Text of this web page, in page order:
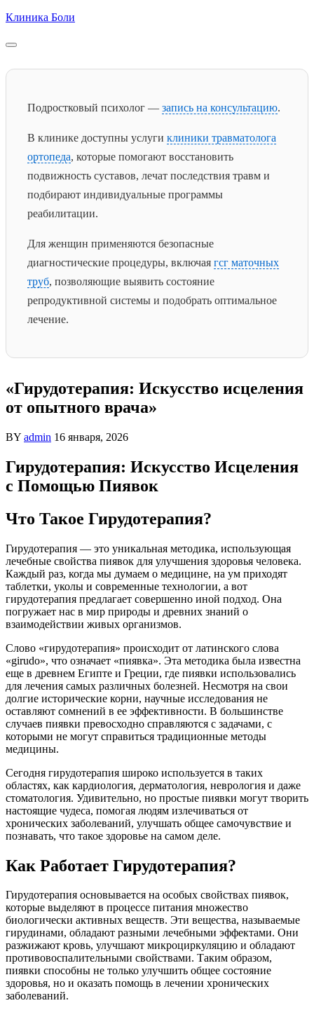
Skip
content
Клиника Боли
Подростковый психолог — запись на консультацию.
В клинике доступны услуги клиники травматолога
ортопеда, которые помогают восстановить
подвижность суставов, лечат последствия травм и
подбирают индивидуальные программы
реабилитации.
Для женщин применяются безопасные
диагностические процедуры, включая гсг маточных
труб, позволяющие выявить состояние
репродуктивной системы и подобрать оптимальное
лечение.
«Гирудотерапия: Искусство исцеления
от опытного врача»
BY admin 16 января, 2026
Гирудотерапия: Искусство Исцеления
с Помощью Пиявок
Что Такое Гирудотерапия?
Гирудотерапия — это уникальная методика, использующая
лечебные свойства пиявок для улучшения здоровья человека.
Каждый раз, когда мы думаем о медицине, на ум приходят
таблетки, уколы и современные технологии, а вот
гирудотерапия предлагает совершенно иной подход. Она
погружает нас в мир природы и древних знаний о
взаимодействии живых организмов.
Слово «гирудотерапия» происходит от латинского слова
«girudo», что означает «пиявка». Эта методика была известна
еще в древнем Египте и Греции, где пиявки использовались
для лечения самых различных болезней. Несмотря на свои
долгие исторические корни, научные исследования не
оставляют сомнений в ее эффективности. В большинстве
случаев пиявки превосходно справляются с задачами, с
которыми не могут справиться традиционные методы
медицины.
Сегодня гирудотерапия широко используется в таких
областях, как кардиология, дерматология, неврология и даже
стоматология. Удивительно, но простые пиявки могут творить
настоящие чудеса, помогая людям излечиваться от
хронических заболеваний, улучшать общее самочувствие и
познавать, что такое здоровье на самом деле.
Как Работает Гирудотерапия?
Гирудотерапия основывается на особых свойствах пиявок,
которые выделяют в процессе питания множество
биологически активных веществ. Эти вещества, называемые
гирудинами, обладают разными лечебными эффектами. Они
разжижают кровь, улучшают микроциркуляцию и обладают
противовоспалительными свойствами. Таким образом,
пиявки способны не только улучшить общее состояние
здоровья, но и оказать помощь в лечении хронических
заболеваний.